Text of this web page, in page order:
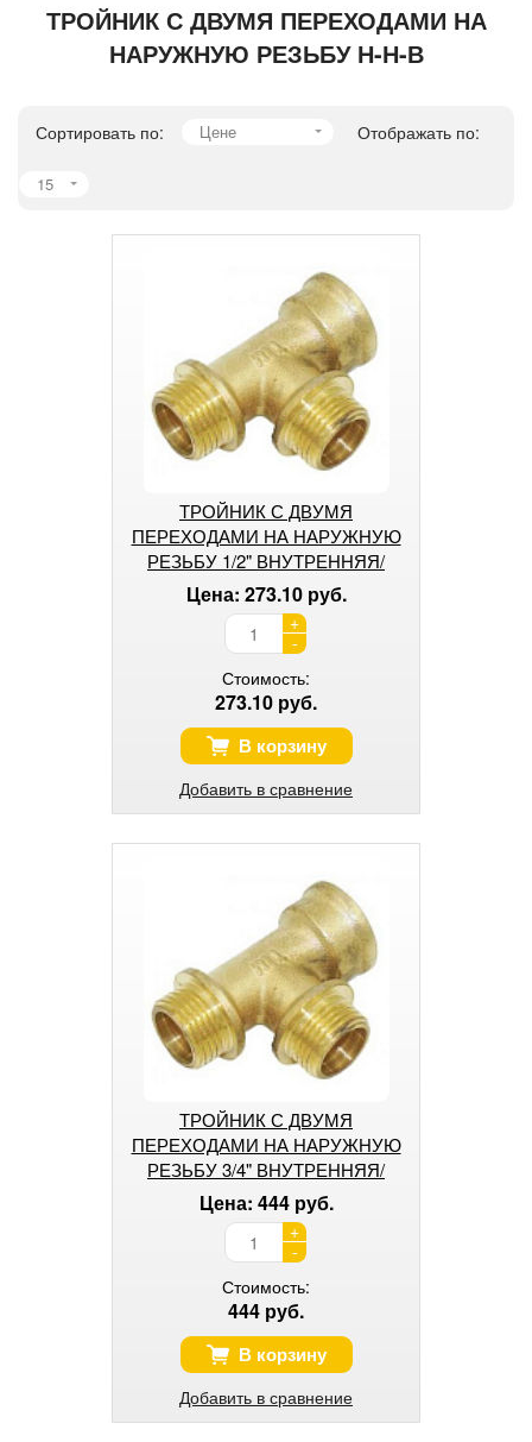
ТРОЙНИК С ДВУМЯ ПЕРЕХОДАМИ НА
НАРУЖНУЮ РЕЗЬБУ Н-Н-В
Сортировать по: Цене Отображать по:
15
ТРОЙНИК С ДВУМЯ
ПЕРЕХОДАМИ НА НАРУЖНУЮ
РЕЗЬБУ 1/2" ВНУТРЕННЯЯ/
НАРУЖНАЯ/НАРУЖНАЯ
Цена: 273.10 руб.
+
-
Стоимость:
273.10 руб.
В корзину
Добавить в сравнение
ТРОЙНИК С ДВУМЯ
ПЕРЕХОДАМИ НА НАРУЖНУЮ
РЕЗЬБУ 3/4" ВНУТРЕННЯЯ/
НАРУЖНАЯ/НАРУЖНАЯ
Цена: 444 руб.
+
-
Стоимость:
444 руб.
В корзину
Добавить в сравнение